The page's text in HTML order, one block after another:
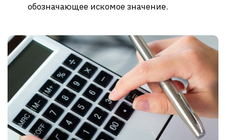
обозначающее искомое значение.